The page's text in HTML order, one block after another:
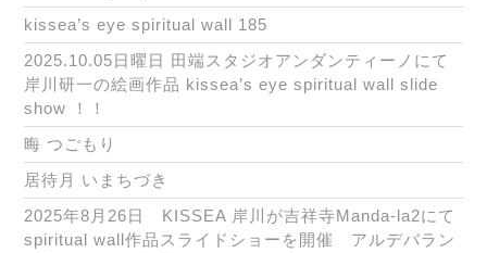
kissea’s eye spiritual wall 185
2025.10.05日曜日 田端スタジオアンダンティーノにて
岸川研一の絵画作品 kissea’s eye spiritual wall slide
show ！！
晦 つごもり
居待月 いまちづき
2025年8月26日 KISSEA 岸川が吉祥寺Manda-la2にて
spiritual wall作品スライドショーを開催 アルデバラン